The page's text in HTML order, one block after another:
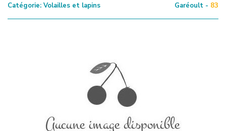
Catégorie: Volailles et lapins Garéoult - 83